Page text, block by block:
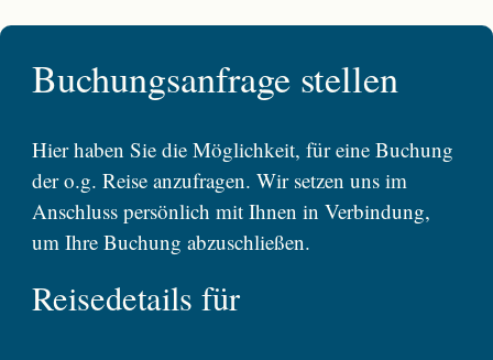
Buchungsanfrage stellen
Hier haben Sie die Möglichkeit, für eine Buchung
der o.g. Reise anzufragen. Wir setzen uns im
Anschluss persönlich mit Ihnen in Verbindung,
um Ihre Buchung abzuschließen.
Reisedetails für